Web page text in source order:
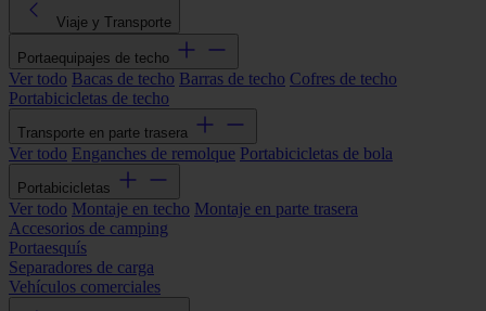
Viaje y Transporte
Portaequipajes de techo
Ver todo Bacas de techo Barras de techo Cofres de techo
Portabicicletas de techo
Transporte en parte trasera
Ver todo Enganches de remolque Portabicicletas de bola
Portabicicletas
Ver todo Montaje en techo Montaje en parte trasera
Accesorios de camping
Portaesquís
Separadores de carga
Vehículos comerciales